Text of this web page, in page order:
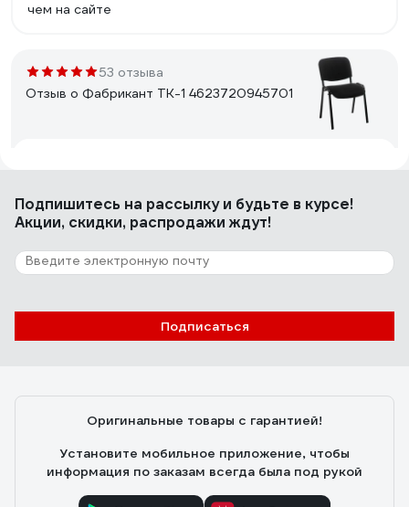
чем на сайте
53 отзыва
Отзыв о Фабрикант ТК-1 4623720945701
всё ровно.
45 отзывов
Подпишитесь на рассылкуи будьте в курсе!
Акции, скидки, распродажи ждут!
Подписаться
Оригинальные товары с гарантией!
Установите мобильное приложение, чтобы
информация по заказам всегда была под рукой